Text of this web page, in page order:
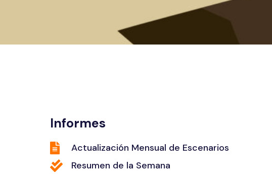
Informes
Actualización Mensual de Escenarios
Resumen de la Semana